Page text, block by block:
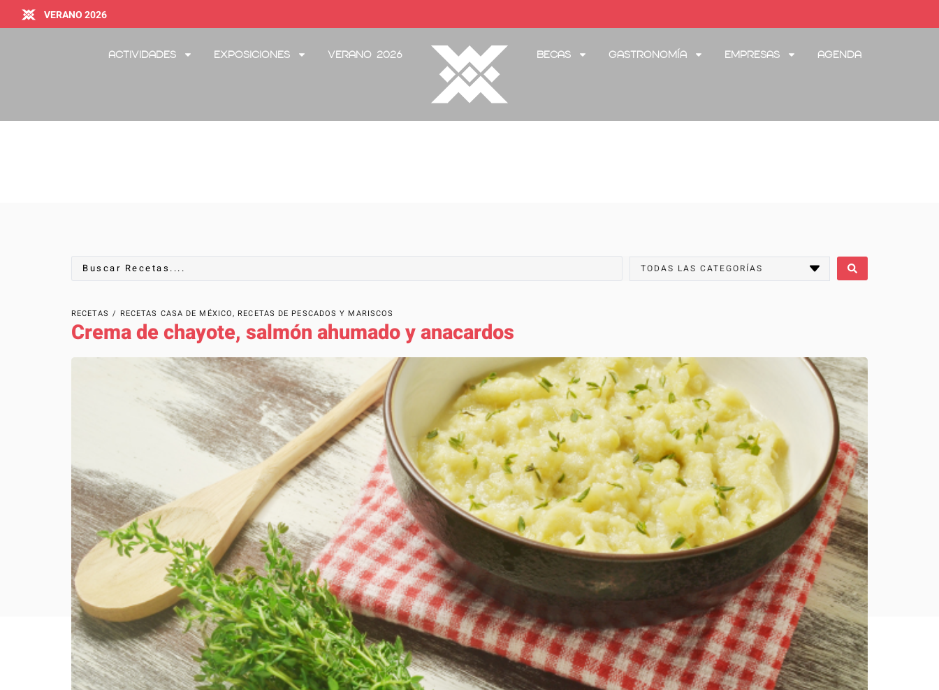
VERANO 2026
Actividades Exposiciones Verano 2026 Becas Gastronomía Empresas Agenda
RECETAS / RECETAS CASA DE MÉXICO, RECETAS DE PESCADOS Y MARISCOS
Crema de chayote, salmón ahumado y anacardos